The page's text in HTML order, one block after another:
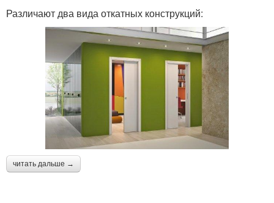
Различают два вида откатных конструкций:
читать дальше →